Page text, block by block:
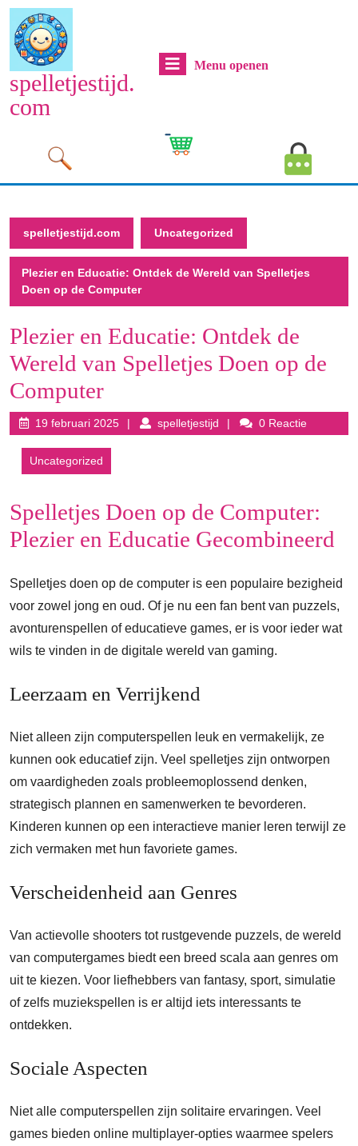
Naar
inhoud
gaan
spelletjestijd.
com
Menu openenMenu
Cart
spelletjestijd.com Uncategorized
Plezier en Educatie: Ontdek de Wereld van Spelletjes
Doen op de Computer
Plezier en Educatie: Ontdek de
Wereld van Spelletjes Doen op de
Computer
19 februari 202519
februari
spelletjestijd spelletjestijd0 Reactie
Uncategorized
Spelletjes Doen op de Computer:
Plezier en Educatie Gecombineerd
Spelletjes doen op de computer is een populaire bezigheid
voor zowel jong en oud. Of je nu een fan bent van puzzels,
avonturenspellen of educatieve games, er is voor ieder wat
wils te vinden in de digitale wereld van gaming.
Leerzaam en Verrijkend
Niet alleen zijn computerspellen leuk en vermakelijk, ze
kunnen ook educatief zijn. Veel spelletjes zijn ontworpen
om vaardigheden zoals probleemoplossend denken,
strategisch plannen en samenwerken te bevorderen.
Kinderen kunnen op een interactieve manier leren terwijl ze
zich vermaken met hun favoriete games.
Verscheidenheid aan Genres
Van actievolle shooters tot rustgevende puzzels, de wereld
van computergames biedt een breed scala aan genres om
uit te kiezen. Voor liefhebbers van fantasy, sport, simulatie
of zelfs muziekspellen is er altijd iets interessants te
ontdekken.
Sociale Aspecten
Niet alle computerspellen zijn solitaire ervaringen. Veel
games bieden online multiplayer-opties waarmee spelers